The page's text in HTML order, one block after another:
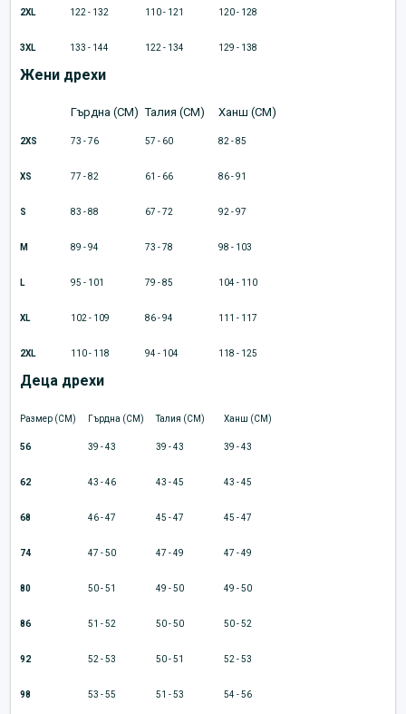
2XL 122 - 132 110 - 121 120 - 128
3XL 133 - 144 122 - 134 129 - 138
Жени дрехи
Гърдна (CM) Талия (CM) Ханш (CM)
2XS 73 - 76 57 - 60 82 - 85
XS 77 - 82 61 - 66 86 - 91
S 83 - 88 67 - 72 92 - 97
M 89 - 94 73 - 78 98 - 103
L 95 - 101 79 - 85 104 - 110
XL 102 - 109 86 - 94 111 - 117
2XL 110 - 118 94 - 104 118 - 125
Деца дрехи
Размер (CM) Гърдна (CM) Талия (CM) Ханш (CM)
56 39 - 43 39 - 43 39 - 43
62 43 - 46 43 - 45 43 - 45
68 46 - 47 45 - 47 45 - 47
74 47 - 50 47 - 49 47 - 49
80 50 - 51 49 - 50 49 - 50
86 51 - 52 50 - 50 50 - 52
92 52 - 53 50 - 51 52 - 53
98 53 - 55 51 - 53 54 - 56